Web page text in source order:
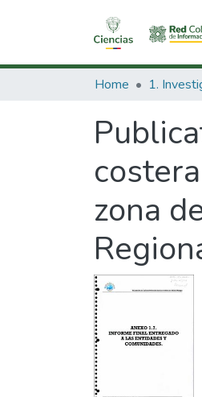
Home
zona